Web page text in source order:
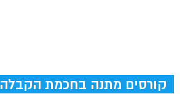
קורסים מתנה בחכמת הקבלה